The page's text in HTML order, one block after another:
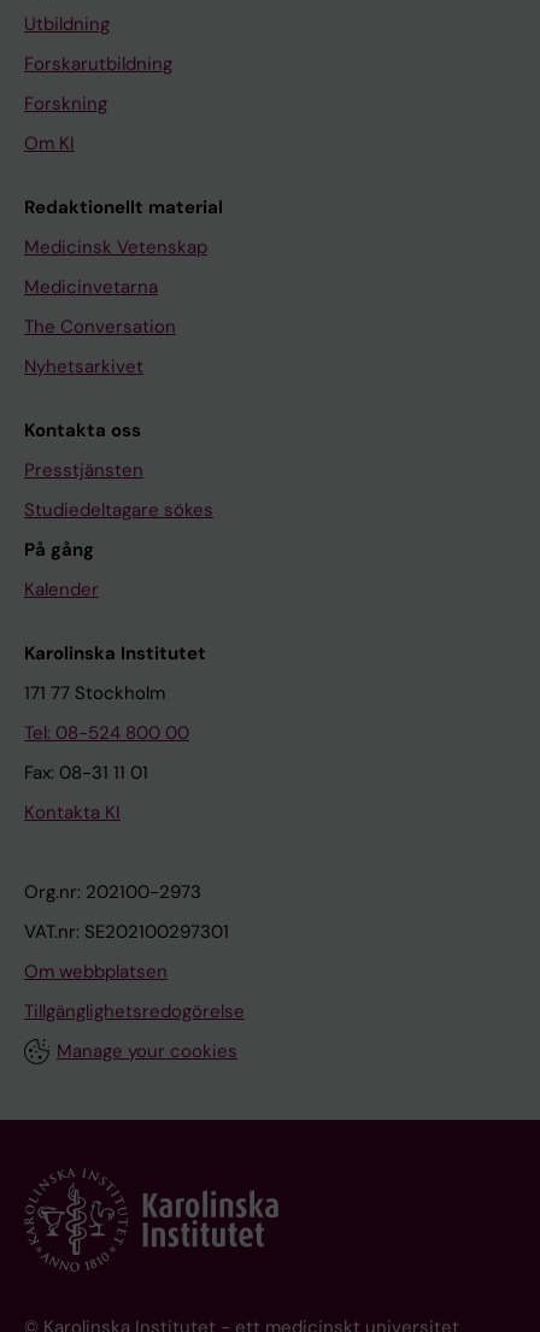
Utbildning
Forskarutbildning
Forskning
Om KI
Redaktionellt material
Medicinsk Vetenskap
Medicinvetarna
The Conversation
Nyhetsarkivet
Kontakta oss
Presstjänsten
Studiedeltagare sökes
På gång
Kalender
Karolinska Institutet
171 77 Stockholm
Tel: 08-524 800 00
Fax: 08-31 11 01
Kontakta KI
Org.nr: 202100-2973
VAT.nr: SE202100297301
Om webbplatsen
Tillgänglighetsredogörelse
Manage your cookies